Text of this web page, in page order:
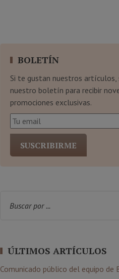
BOLETÍN
Si te gustan nuestros artículos,
nuestro boletín para recibir
promociones exclusivas.
ÚLTIMOS ARTÍCULOS
Comunicado público del equipo de